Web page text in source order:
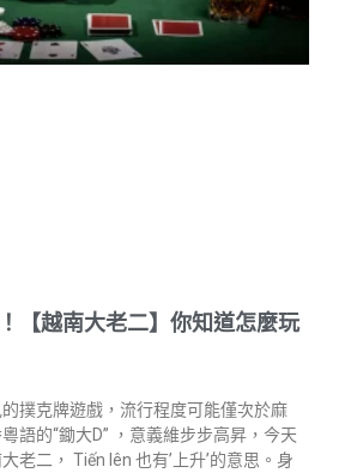
【越南大老二】你知道怎麼玩
撲克牌遊戲，流行程度可能僅次於麻
語的“鋤大D” ，意義維步步高昇，今天
老二， Tiến lên 也有’上升’的意思。身